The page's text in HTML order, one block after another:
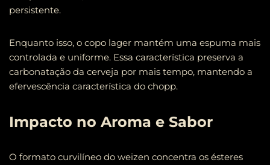
persistente.
Enquanto isso, o copo lager mantém uma espuma mais
controlada e uniforme. Essa característica preserva a
carbonatação da cerveja por mais tempo, mantendo a
efervescência característica do chopp.
Impacto no Aroma e Sabor
O formato curvilíneo do weizen concentra os ésteres